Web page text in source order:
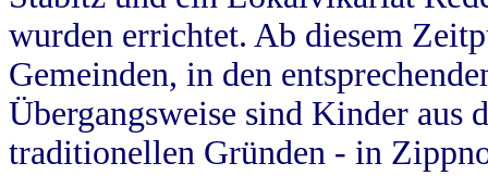
wurden errichtet. Ab diesem
Gemeinden, in den
Übergangsweise sind Kinder aus
traditionellen Gründen - in